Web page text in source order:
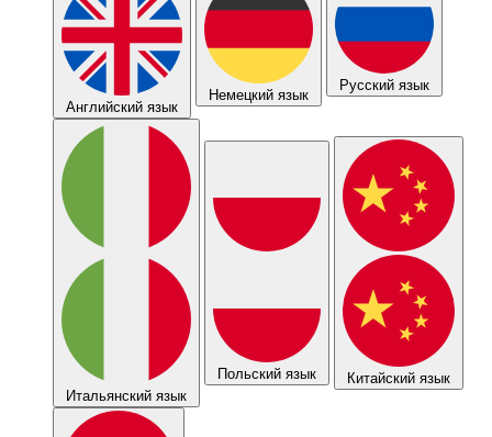
Английский язык
Немецкий язык
Русский язык
Итальянский язык
Польский язык Китайский язык